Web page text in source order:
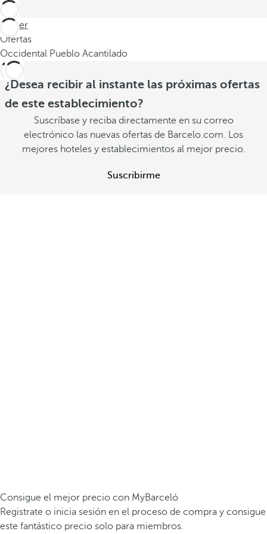
Volver
Ofertas
Occidental Pueblo Acantilado
¿Desea recibir al instante las próximas ofertas
de este establecimiento?
Suscríbase y reciba directamente en su correo
electrónico las nuevas ofertas de Barcelo.com. Los
mejores hoteles y establecimientos al mejor precio.
Suscribirme
Consigue el mejor precio con MyBarceló
Registrate o inicia sesión en el proceso de compra y consigue
este fantástico precio solo para miembros.